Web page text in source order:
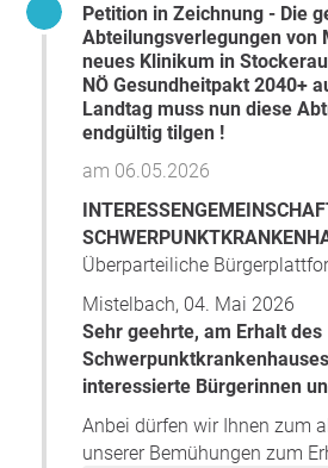
Mistelbach von dem
dieser wäre nun gesichert -
der Realität?
Die überparteiliche
Rücknahme der im
2040+ (Seiten 30 und 67)
Verlegung von Abteilungen
Mistelbach nach Stockerau
Landtag!
Vor mehr als einem Jahr, im
NÖ Landtag
beschloss den
dieVerlegung von
Petition in Zeichnung - Die geplanten
Abteilungsverlegungen von
neues Klinikum in
NÖ Gesundheitpakt 2040+
Landtag muss nun diese
endgültig tilgen !
am 06.05.2026
Überparteiliche
Mistelbach, 04. Mai 2026
Sehr geehrte, am Erhalt des
interessierte Bürgerinnen
Anbei dürfen wir Ihnen zum
unserer Bemühungen zum